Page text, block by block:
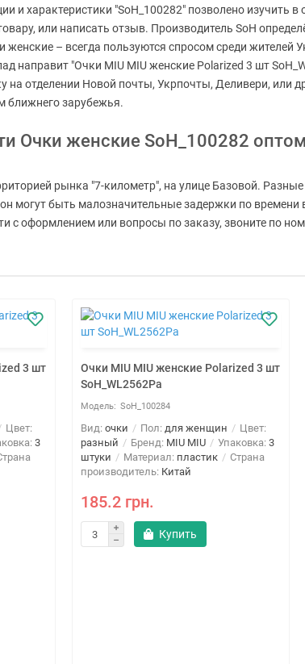
и характеристики "SoH_100282" позволено
или написать отзыв. Производитель SoH
– всегда пользуются спросом среди жителей
направит "Очки MIU MIU женские Polarized 3 шт
на отделении Новой почты, Укрпочты, Деливери, или
ближнего зарубежья.
Очки женские SoH_100282
рынка "7-километр", на улице Базовой.
могут быть малозначительные задержки по
с оформлением или вопросы по заказу, звоните по
3 шт
Цвет:
3
Очки MIU MIU женские Polarized 3 шт
SoH_WL2562Pa
SoH_100284
Вид: очки Пол: для женщин
Цвет:
разный
Бренд: MIU MIU Упаковка: 3
штуки
Материал: пластик
Страна
производитель: Китай
185.2 грн.
Купить